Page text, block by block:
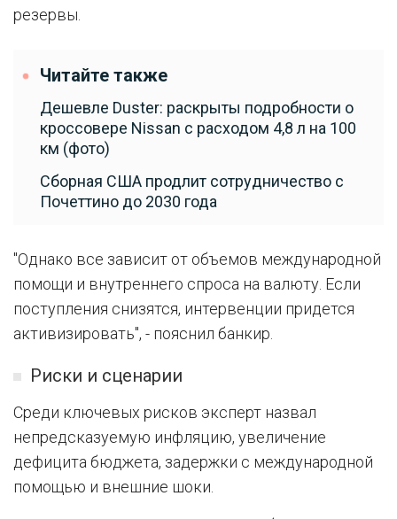
резервы.
Читайте также
Дешевле Duster: раскрыты подробности о
кроссовере Nissan с расходом 4,8 л на 100
км (фото)
Сборная США продлит сотрудничество с
Почеттино до 2030 года
"Однако все зависит от объемов международной
помощи и внутреннего спроса на валюту. Если
поступления снизятся, интервенции придется
активизировать", - пояснил банкир.
Риски и сценарии
Среди ключевых рисков эксперт назвал
непредсказуемую инфляцию, увеличение
дефицита бюджета, задержки с международной
помощью и внешние шоки.